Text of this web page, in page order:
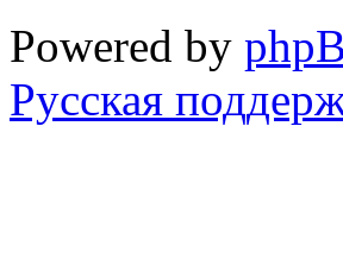
Powered by
Русская